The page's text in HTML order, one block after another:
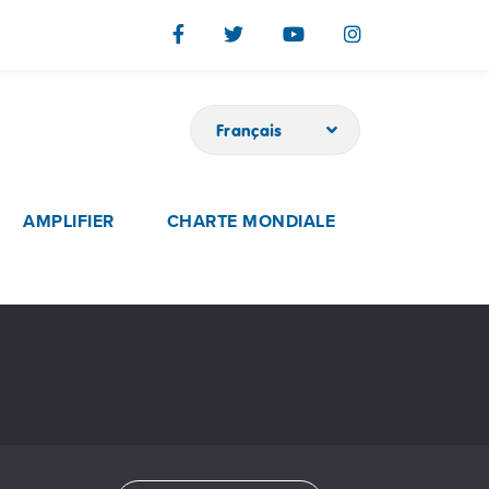
Français
AMPLIFIER CHARTE MONDIALE